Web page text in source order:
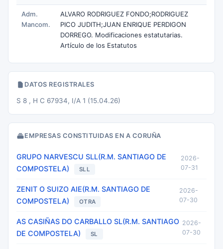
Adm.
Mancom.
ALVARO RODRIGUEZ FONDO;RODRIGUEZ
PICO JUDITH;JUAN ENRIQUE PERDIGON
DORREGO. Modificaciones estatutarias.
Artículo de los Estatutos
DATOS REGISTRALES
S 8 , H C 67934, I/A 1 (15.04.26)
EMPRESAS CONSTITUIDAS EN A CORUÑA
GRUPO NARVESCU SLL(R.M. SANTIAGO DE
COMPOSTELA)
SLL
2026-
07-31
ZENIT O SUIZO AIE(R.M. SANTIAGO DE
COMPOSTELA)
OTRA
2026-
07-30
AS CASIÑAS DO CARBALLO SL(R.M. SANTIAGO
DE COMPOSTELA)
SL
2026-
07-30